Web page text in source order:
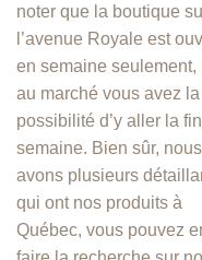
noter que la boutique
l’avenue Royale est
en semaine seulement,
au marché vous avez la
possibilité d’y aller la
semaine. Bien sûr, nous
avons plusieurs
qui ont nos produits à
Québec, vous pouvez